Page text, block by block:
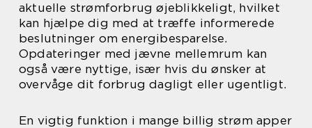
aktuelle strømforbrug øjeblikkeligt, hvilket
kan hjælpe dig med at træffe informerede
beslutninger om energibesparelse.
Opdateringer med jævne mellemrum kan
også være nyttige, især hvis du ønsker at
overvåge dit forbrug dagligt eller ugentligt.
En vigtig funktion i mange billig strøm apper